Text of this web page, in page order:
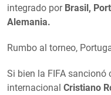
integrado por Brasil,
Alemania.
Rumbo al torneo,
Si bien la FIFA
internacional Cristiano